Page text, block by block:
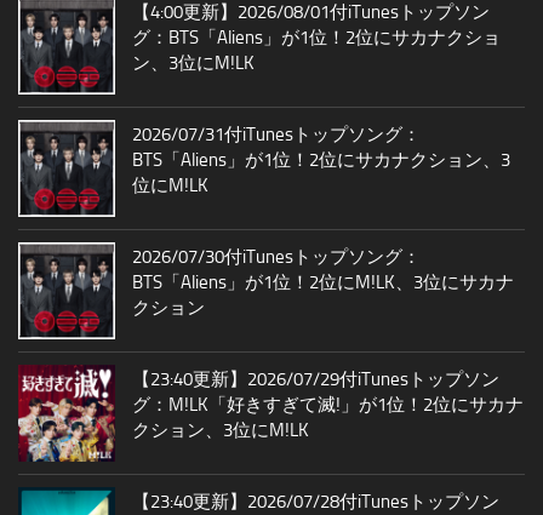
【4:00更新】2026/08/01付iTunesトップソン
グ：BTS「Aliens」が1位！2位にサカナクショ
ン、3位にM!LK
2026/07/31付iTunesトップソング：
BTS「Aliens」が1位！2位にサカナクション、3
位にM!LK
2026/07/30付iTunesトップソング：
BTS「Aliens」が1位！2位にM!LK、3位にサカナ
クション
【23:40更新】2026/07/29付iTunesトップソン
グ：M!LK「好きすぎて滅!」が1位！2位にサカナ
クション、3位にM!LK
【23:40更新】2026/07/28付iTunesトップソン